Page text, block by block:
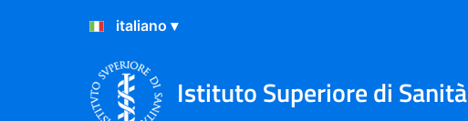
Salta al Contenuto
Salta al Footer
Istituto Superiore di Sanità